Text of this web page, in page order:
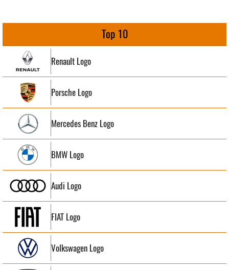
Top 10
Renault Logo
Porsche Logo
Mercedes Benz Logo
BMW Logo
Audi Logo
FIAT Logo
Volkswagen Logo